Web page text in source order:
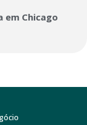
em Chicago